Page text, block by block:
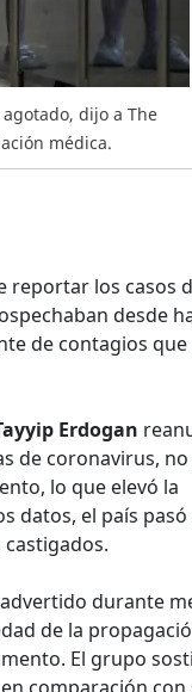
dijo a The
médica.
reportar los casos
desde
de contagios que
Erdogan
de coronavirus, no
lo que elevó la
datos, el país
durante
de la
El grupo